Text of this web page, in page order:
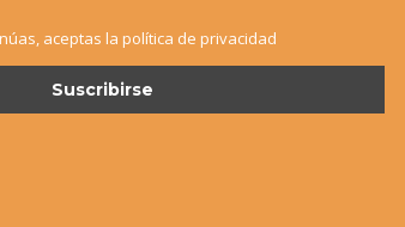
aceptas la política de privacidad